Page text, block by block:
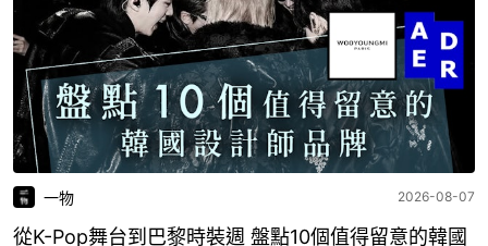
一物 2026-08-07
從K-Pop舞台到巴黎時裝週 盤點10個值得留意的韓國